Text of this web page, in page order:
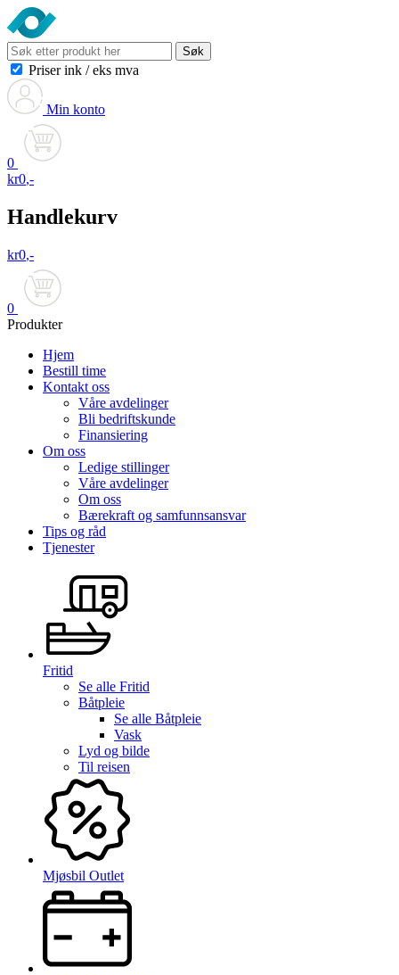
Søk
Priser ink / eks mva
Min konto
0
kr0,-
Handlekurv
kr0,-
0
Produkter
Hjem
Bestill time
Kontakt oss
Våre avdelinger
Bli bedriftskunde
Finansiering
Om oss
Ledige stillinger
Våre avdelinger
Om oss
Bærekraft og samfunnsansvar
Tips og råd
Tjenester
Fritid
Se alle Fritid
Båtpleie
Se alle Båtpleie
Vask
Lyd og bilde
Til reisen
Mjøsbil Outlet